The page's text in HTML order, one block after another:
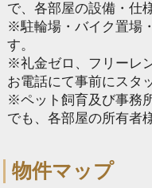
で、各部屋の設備・仕
※駐輪場・バイク置場
す。
※礼金ゼロ、フリーレ
お電話にて事前にスタ
※ペット飼育及び事務
でも、各部屋の所有者
物件マップ